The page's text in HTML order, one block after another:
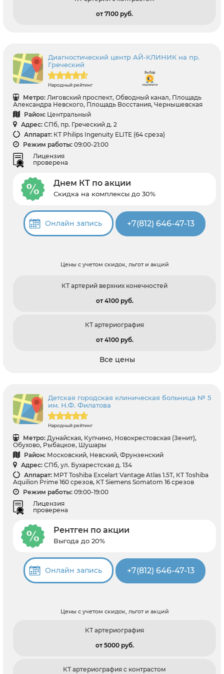
от 7100 pуб.
Диагностический центр АЙ-КЛИНИК на пр.
Греческий
Народный рейтинг
Метро: Лиговский проспект, Обводный канал, Площадь
Александра Невского, Площадь Восстания, Чернышевская
Район: Центральный
Адрес: СПб, пр. Греческий д. 2
Аппарат: КТ Philips Ingenuity ELITE (64 среза)
Режим работы: 09:00-21:00
Лицензия
проверена
Днем КТ по акции
Скидка на комплексы до 30%
Онлайн запись +7(812) 646-47-13
Цены с учетом скидок, льгот и акций
КТ артерий верхних конечностей
от 4100 pуб.
КТ артериография
от 4100 pуб.
Все цены
Детская городская клиническая больница № 5
им. Н.Ф. Филатова
Народный рейтинг
Метро: Дунайская, Купчино, Новокрестовская (Зенит),
Обухово, Рыбацкое, Шушары
Район: Московский, Невский, Фрунзенский
Адрес: СПб, ул. Бухарестская д. 134
Аппарат: МРТ Toshiba Excelart Vantage Atlas 1.5Т, КТ Toshiba
Aquilion Prime 160 срезов, КТ Siemens Somatom 16 срезов
Режим работы: 09:00-19:00
Лицензия
проверена
Рентген по акции
Выгода до 20%
Онлайн запись +7(812) 646-47-13
Цены с учетом скидок, льгот и акций
КТ артериография
от 5000 pуб.
КТ артериография с контрастом